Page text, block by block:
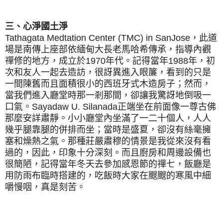
三、心淨國土淨
Tathagata Medtation Center (TMC) in SanJose，此道
場是南傳上座部依緬甸大長老馬哈希傳承，指導內觀
禪修的地方，成立於1970年代。記得當年1988年，初
次和友人一起去造訪，很訝異進入眼簾，看到的只是
一間陳舊而且面積很小的西班牙式木造房子；然而，
當我們進入廳堂時那一剎那間，卻讓我驚訝地倒吸一
口氣。Sayadaw U. Silanada正端坐在前面像一尊古佛
那麼安詳肅靜。小小廳堂內坐滿了一二十個人，人人
幾乎腿靠腿的併排而坐；當時是盛夏，卻沒有絲毫擁
塞和燥熱之氣。那種莊嚴肅穆的情景是我從來沒有看
過的，因此，印象十分深刻。而且廚房和周邊設備也
很簡陋，記得當年冬天去參加感恩節的禪七，飯廳是
用防雨布臨時搭建的，吃飯時大家在颼颼的寒風中細
嚼慢咽，真是刻苦。